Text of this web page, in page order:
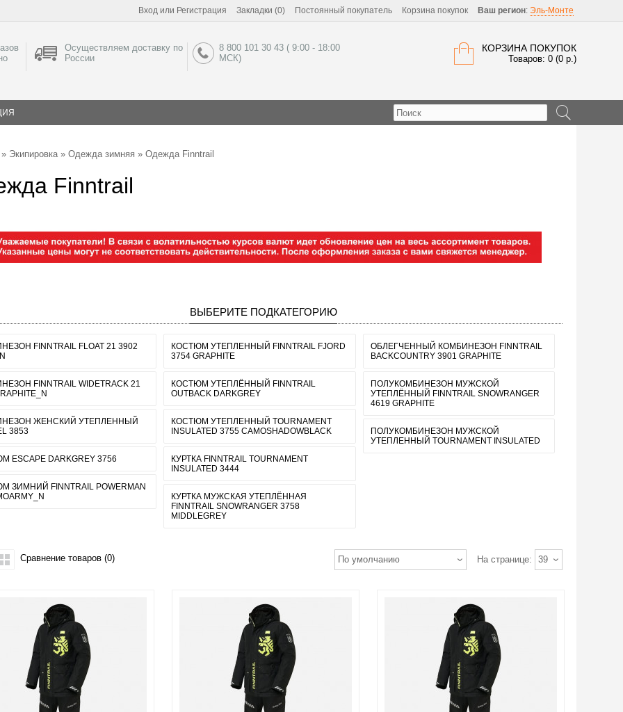
Вход или Регистрация Закладки (0) Постоянный покупатель Корзина покупок Ваш регион: Эль-Монте
КОРЗИНА ПОКУПОК
Товаров: 0 (0 р.)
Осуществляем доставку по
России
8 800 101 30 43 ( 9:00 - 18:00
МСК)
» Экипировка» Одежда зимняя » Одежда Finntrail
Finntrail
ВЫБЕРИТЕ ПОДКАТЕГОРИЮ
FINNTRAIL FLOAT 21 3902
FINNTRAIL WIDETRACK 21
ЖЕНСКИЙ УТЕПЛЕННЫЙ
3853
ESCAPE DARKGREY 3756
ЗИМНИЙ FINNTRAIL POWERMAN
КОСТЮМ УТЕПЛЕННЫЙ FINNTRAIL FJORD
3754 GRAPHITE
КОСТЮМ УТЕПЛЁННЫЙ FINNTRAIL
OUTBACK DARKGREY
КОСТЮМ УТЕПЛЕННЫЙ TOURNAMENT
INSULATED 3755 CAMOSHADOWBLACK
КУРТКА FINNTRAIL TOURNAMENT
INSULATED 3444
КУРТКА МУЖСКАЯ УТЕПЛЁННАЯ
FINNTRAIL SNOWRANGER 3758
MIDDLEGREY
ОБЛЕГЧЕННЫЙ КОМБИНЕЗОН FINNTRAIL
BACKCOUNTRY 3901 GRAPHITE
ПОЛУКОМБИНЕЗОН МУЖСКОЙ
УТЕПЛЁННЫЙ FINNTRAIL SNOWRANGER
4619 GRAPHITE
ПОЛУКОМБИНЕЗОН МУЖСКОЙ
УТЕПЛЕННЫЙ TOURNAMENT INSULATED
На странице: 39
По умолчанию
Сравнение товаров (0)